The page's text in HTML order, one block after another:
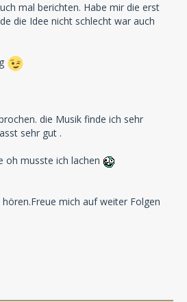
mal berichten. Habe mir die erst
die Idee nicht schlecht war auch
die Musik finde ich sehr
sehr gut .
oh musste ich lachen
mich auf weiter Folgen